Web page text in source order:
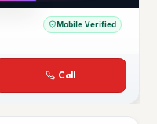
Mobile Verified
Call